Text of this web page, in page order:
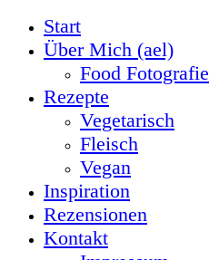
Start
Über Mich (ael)
Food Fotografie
Rezepte
Vegetarisch
Fleisch
Vegan
Inspiration
Rezensionen
Kontakt